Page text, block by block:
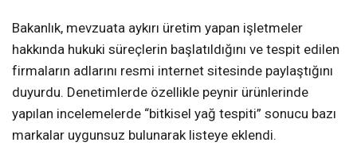
Bakanlık, mevzuata aykırı üretim yapan işletmeler
hakkında hukuki süreçlerin başlatıldığını ve tespit edilen
firmaların adlarını resmi internet sitesinde paylaştığını
duyurdu. Denetimlerde özellikle peynir ürünlerinde
yapılan incelemelerde “bitkisel yağ tespiti” sonucu bazı
markalar uygunsuz bulunarak listeye eklendi.